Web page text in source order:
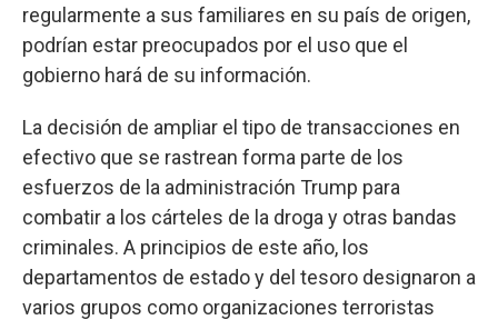
regularmente a sus familiares en su país de origen,
podrían estar preocupados por el uso que el
gobierno hará de su información.
La decisión de ampliar el tipo de transacciones en
efectivo que se rastrean forma parte de los
esfuerzos de la administración Trump para
combatir a los cárteles de la droga y otras bandas
criminales. A principios de este año, los
departamentos de estado y del tesoro designaron a
varios grupos como organizaciones terroristas